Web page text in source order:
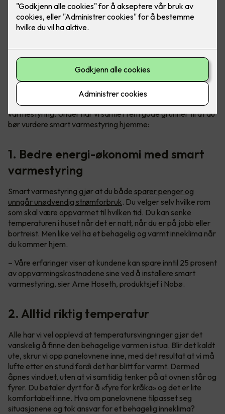
Uansett om du velger panelovner,varmekabler, varmefolie
eller varmematter,kan alt styres gjennom smart
varmestyring. Under har vi samlet fem gode grunner til at du
bør vurdere smart varmestyring hjemme:
1. Bedre energi-økonomi med smart
varmestyring
Smart varmestyring gjør at du både sparer penger og
unngår unødvendig strømforbruk. Du velger selv hvilke rom
som skal være oppvarmet til hvilken tid. Du kan senke
temperaturen i huset når det er natt, når du er på jobb eller
bortreist. Men like vel ha et behagelig og varmt inneklima når
du kommer hjem.
– Våre erfaringer viser at kundene kan spare inntil 25 prosent
av oppvarmingskostnadene sine ved å installere smart
varmestyring, sier Arne Hoseth, produktsjef i Nobø.
2. Alltid riktig temperatur
Alle har vi vel opplevd at temperatursvingninger gjør det
vanskelig å finne den behagelige varmen i stua. Blir det kaldt
ute, skrur vi opp panelovnene inne, med det resultat at vi må
lufte etter en stund fordi det har blitt for varmt. Dermed
åpnes vinduet, uten at vi samtidig tenker på at ovnen står og
fyrer. Du betaler dyrt for å «fyre for kråka» og det er lite
komfortabelt inne. Hva om panelovnene tilpasset seg
situasjonene og tok ansvar for et behagelig inneklima?